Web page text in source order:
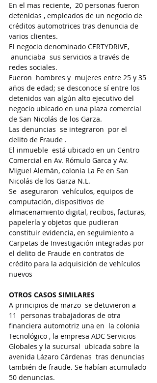
En el mas reciente,  20 personas fueron
detenidas , empleados de un negocio de
créditos automotrices tras denuncia de
varios clientes.
El negocio denominado CERTYDRIVE,
anunciaba  sus servicios a través de
redes sociales.
Fueron  hombres y  mujeres entre 25 y 35
años de edad; se desconoce sí entre los
detenidos van algún alto ejecutivo del
negocio ubicado en una plaza comercial
de San Nicolás de los Garza.
Las denuncias  se integraron  por el
delito de Fraude .
El inmueble  está ubicado en un Centro
Comercial en Av. Rómulo Garca y Av.
Miguel Alemán, colonia La Fe en San
Nicolás de los Garza N.L.
Se  aseguraron  vehículos, equipos de
computación, dispositivos de
almacenamiento digital, recibos, facturas,
papelería y objetos que pudieran
constituir evidencia, en seguimiento a
Carpetas de Investigación integradas por
el delito de Fraude en contratos de
crédito para la adquisición de vehículos
nuevos
OTROS CASOS SIMILARES
A principios de marzo  se detuvieron a
11  personas trabajadoras de otra
financiera automotriz una en  la colonia
Tecnológico , la empresa ADC Servicios
Globales y la sucursal  ubicada sobre la
avenida Lázaro Cárdenas  tras denuncias
también de fraude. Se habían acumulado
50 denuncias.